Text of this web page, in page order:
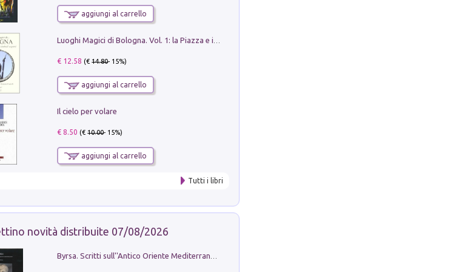
aggiungi al carrello
€ 12.58 (€14.80- 15%)
aggiungi al carrello
Il cielo per volare
€ 8.50 (€10.00- 15%)
aggiungi al carrello
Tutti i libri
novità distribuite 07/08/2026